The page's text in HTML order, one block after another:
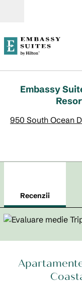
Embassy
950 South Ocean
Recenzii